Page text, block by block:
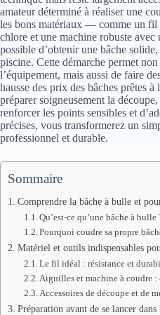
amateur déterminé à réaliser une
les bons matériaux — comme un fil
chlore et une machine robuste
possible d’obtenir une bâche
piscine. Cette démarche permet
l’équipement, mais aussi de faire
hausse des prix des bâches prêtes
préparer soigneusement la
renforcer les points sensibles et
précises, vous transformerez un
professionnel et durable.
Sommaire
Comprendre la bâche à bulle et
Qu’est-ce qu’une bâche à bulle
Pourquoi coudre sa propre
Matériel et outils indispensables
Le fil idéal : résistance et
Aiguilles et machine à coudre :
Accessoires de découpe et de
Préparation avant de se lancer